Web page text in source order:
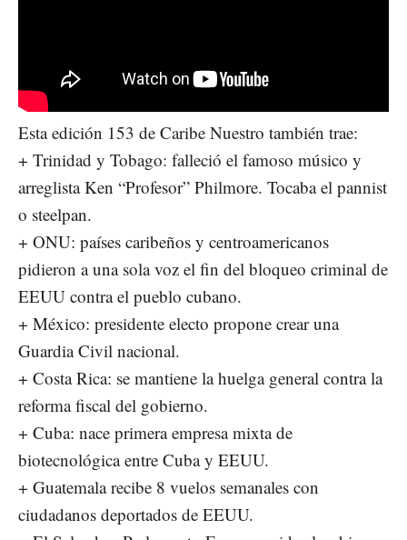
Esta edición 153 de Caribe Nuestro también trae:
+ Trinidad y Tobago: falleció el famoso músico y
arreglista Ken “Profesor” Philmore. Tocaba el pannist
o steelpan.
+ ONU: países caribeños y centroamericanos
pidieron a una sola voz el fin del bloqueo criminal de
EEUU contra el pueblo cubano.
+ México: presidente electo propone crear una
Guardia Civil nacional.
+ Costa Rica: se mantiene la huelga general contra la
reforma fiscal del gobierno.
+ Cuba: nace primera empresa mixta de
biotecnológica entre Cuba y EEUU.
+ Guatemala recibe 8 vuelos semanales con
ciudadanos deportados de EEUU.